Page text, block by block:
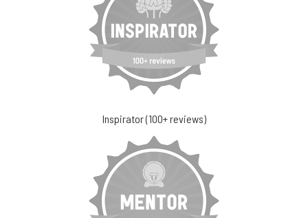
Inspirator (100+ reviews)